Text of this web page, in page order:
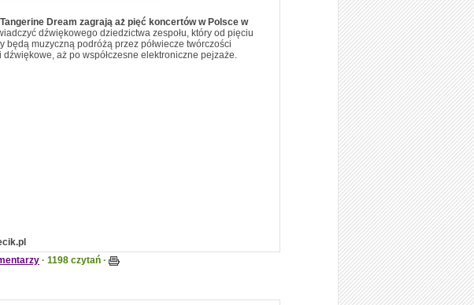
Dream zagrają aż pięć koncertów w Polsce w
dźwiękowego dziedzictwa zespołu, który od pięciu
muzyczną podróżą przez półwiecze twórczości
aż po współczesne elektroniczne pejzaże.
· 1198 czytań ·